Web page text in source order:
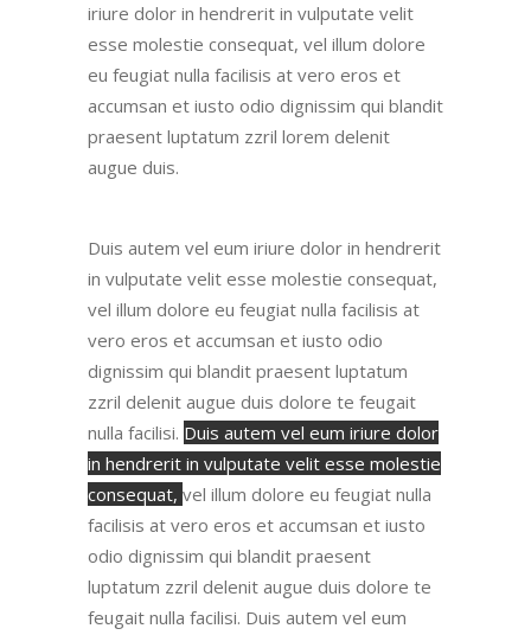
iriure dolor in hendrerit in vulputate velit
esse molestie consequat, vel illum dolore
eu feugiat nulla facilisis at vero eros et
accumsan et iusto odio dignissim qui blandit
praesent luptatum zzril lorem delenit
augue duis.
Duis autem vel eum iriure dolor in hendrerit
in vulputate velit esse molestie consequat,
vel illum dolore eu feugiat nulla facilisis at
vero eros et accumsan et iusto odio
dignissim qui blandit praesent luptatum
zzril delenit augue duis dolore te feugait
nulla facilisi. Duis autem vel eum iriure dolor
in hendrerit in vulputate velit esse molestie
consequat, vel illum dolore eu feugiat nulla
facilisis at vero eros et accumsan et iusto
odio dignissim qui blandit praesent
luptatum zzril delenit augue duis dolore te
feugait nulla facilisi. Duis autem vel eum